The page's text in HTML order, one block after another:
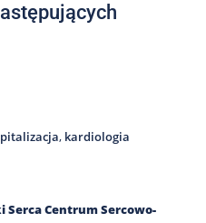
, kardiologia
Centrum Sercowo-